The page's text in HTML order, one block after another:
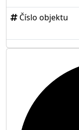
Číslo objektu